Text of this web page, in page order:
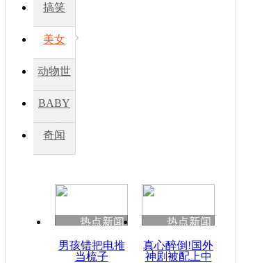
搞笑
美女
动物世
BABY
秀
奇闻
热点新闻
男孩错把电推
当梳子
热点新闻
真心醉倒!国外
神剧被配上中